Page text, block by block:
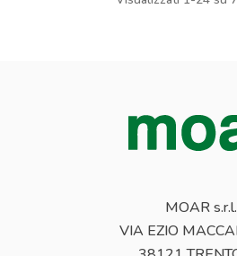
MOAR s.r.l.
VIA EZIO